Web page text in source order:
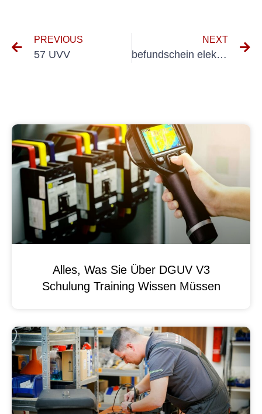
PREVIOUS
57 UVV
NEXT
befundschein elektrische anlagen
Alles, Was Sie Über DGUV V3
Schulung Training Wissen Müssen